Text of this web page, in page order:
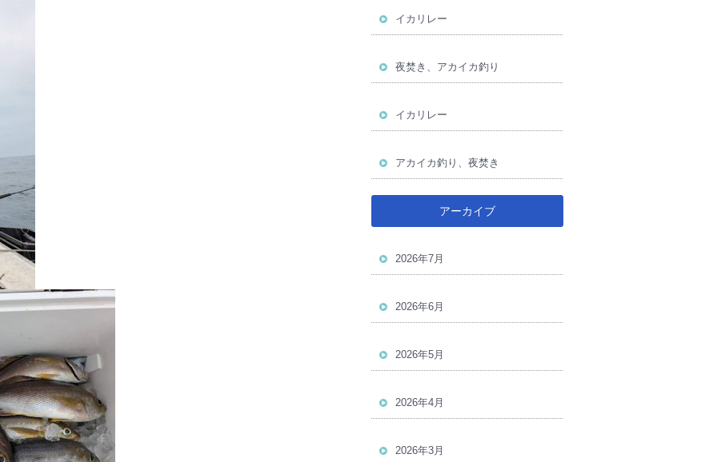
イカリレー
夜焚き、アカイカ釣り
イカリレー
アカイカ釣り、夜焚き
アーカイブ
2026年7月
2026年6月
2026年5月
2026年4月
2026年3月